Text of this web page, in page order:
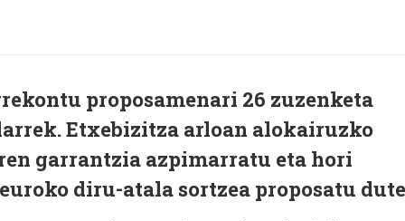
proposamenari 26 zuzenketa
Etxebizitza arloan alokairuzko
garrantzia azpimarratu eta hori
diru-atala sortzea proposatu